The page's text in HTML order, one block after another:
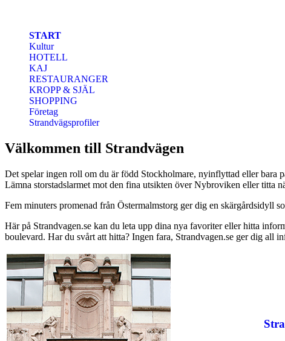
START
Kultur
HOTELL
KAJ
RESTAURANGER
KROPP & SJÄL
SHOPPING
Företag
Strandvägsprofiler
Välkommen till Strandvägen
Det spelar ingen roll om du är född Stockholmare, nyinflyttad eller bara
Lämna storstadslarmet mot den fina utsikten över Nybroviken eller titta
Fem minuters promenad från Östermalmstorg ger dig en skärgårdsidyll
Här på Strandvagen.se kan du leta upp dina nya favoriter eller hitta
boulevard. Har du svårt att hitta? Ingen fara, Strandvagen.se ger dig all